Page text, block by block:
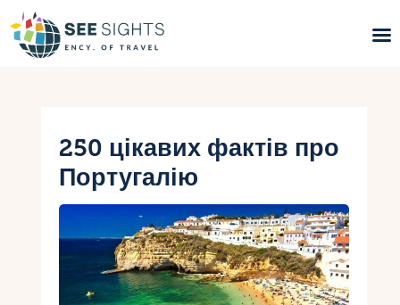
Гарячі тури
Типи Турів
Країни
250 цікавих фактів про
Португалію